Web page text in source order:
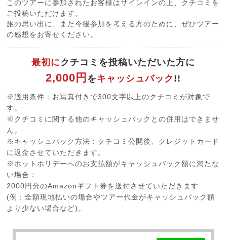
このツアーに参加されたお客様はサインインの上、クチコミを
ご投稿いただけます。
旅の思い出に、また今後参加を考える方のために、ぜひツアー
の感想をお寄せください。
最初にクチコミを投稿いただいた方に
2,000円 をキャッシュバック !!
※適用条件：お写真付きで300文字以上のクチコミが対象で
す。
※クチコミに関する他のキャッシュバックとの併用はできませ
ん。
※キャッシュバック方法：クチコミ公開後、クレジットカード
に返金させていただきます。
※ホットホリデーへのお支払額がキャッシュバック額に満たな
い場合：
2000円分のAmazonギフト券を送付させていただきます
(例：全額現地払いの場合やツアー代金がキャッシュバック額
より少ない場合など)。